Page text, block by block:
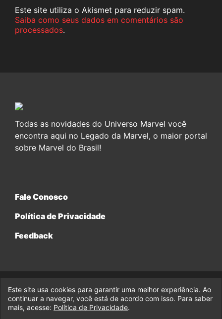
Este site utiliza o Akismet para reduzir spam.
Saiba como seus dados em comentários são
processados.
Todas as novidades do Universo Marvel você
encontra aqui no Legado da Marvel, o maior portal
sobre Marvel do Brasil!
Fale Conosco
Política de Privacidade
Feedback
© 2017-2026 Legado da Marvel, uma empresa da Legado
Enterprises.
Este site usa cookies para garantir uma melhor experiência. Ao
continuar a navegar, você está de acordo com isso. Para saber
mais, acesse: Política de Privacidade.